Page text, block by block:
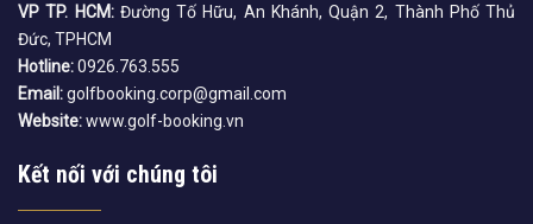
VP TP. HCM:Đường Tố Hữu, An Khánh, Quận 2, Thành Phố Thủ
Đức, TPHCM
Hotline:0926.763.555
Email:golfbooking.corp@gmail.com
Website:www.golf-booking.vn
Kết nối với chúng tôi